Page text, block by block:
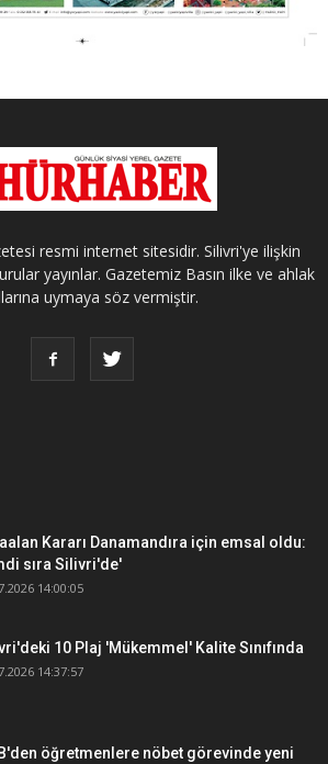
resmi internet sitesidir. Silivri'ye ilişkin
yayınlar. Gazetemiz Basın ilke ve ahlak
uymaya söz vermiştir.
Kararı Danamandıra için emsal oldu:
sıra Silivri'de'
14:00:05
10 Plaj 'Mükemmel' Kalite Sınıfında
14:37:57
öğretmenlere nöbet görevinde yeni